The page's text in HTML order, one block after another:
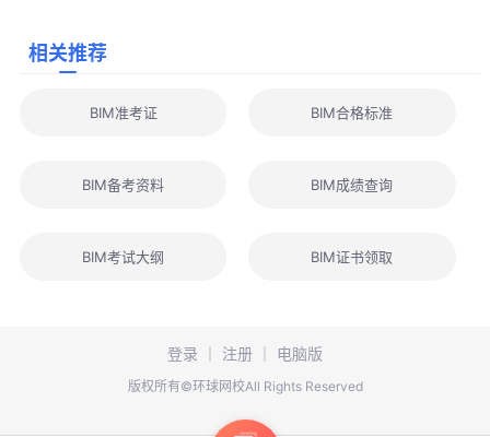
目标注“细节偏多”，意味着细碎构件多、尺寸要求细，比如坡屋顶
的坡度、门窗的定位、室内外高差、散水台阶等，都是容易漏看的
玩花活、不搞偏门，核心考察“规范、完整、高效”的基础建模能
整体命题趋势总结
型，只要吃透近5期真题，基本可以覆盖全部考点，对系统备考的
考生非常友好，但也导致考试的反押题属性很弱。
相关推荐
BIM准考证 BIM合格标准
BIM备考资料 BIM成绩查询
BIM考试大纲 BIM证书领取
登录 注册 电脑版
版权所有©环球网校All Rights Reserved